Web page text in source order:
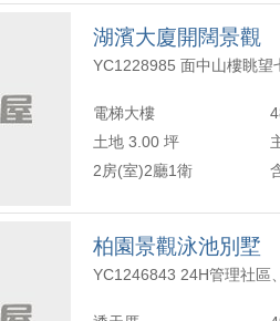
湖濱大廈開闊景觀
YC1228985 面中山樓眺望
電梯大樓
土地 3.00 坪
2房(室)2廳1衛
柏園景觀泳池別墅